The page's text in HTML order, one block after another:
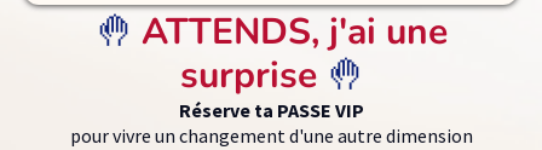
🤚 ATTENDS, j'ai une
surprise🤚
Réserve ta PASSE VIP
pour vivre un changement d'une autre dimension